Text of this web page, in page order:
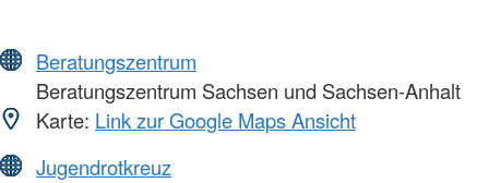
Beratungszentrum
Beratungszentrum Sachsen und Sachsen-Anhalt
Karte: Link zur Google Maps Ansicht
Jugendrotkreuz